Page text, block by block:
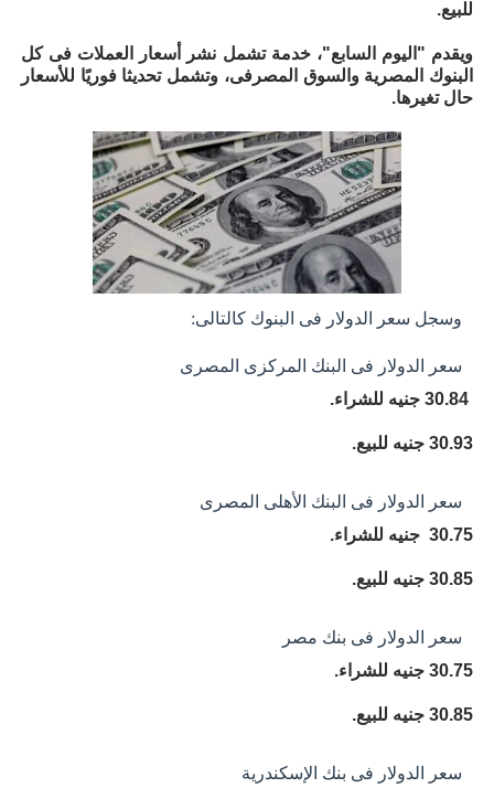
للبيع.
ويقدم "اليوم السابع"، خدمة تشمل نشر أسعار العملات فى كل
البنوك المصرية والسوق المصرفى، وتشمل تحديثا فوريًا للأسعار
حال تغيرها.
وسجل سعر الدولار فى البنوك كالتالى:
سعر الدولار فى البنك المركزى المصرى
30.93 جنيه للبيع.
سعر الدولار فى البنك الأهلى المصرى
30.75 جنيه للشراء.
30.85 جنيه للبيع.
سعر الدولار فى بنك مصر
30.75 جنيه للشراء.
30.85 جنيه للبيع.
سعر الدولار فى بنك الإسكندرية